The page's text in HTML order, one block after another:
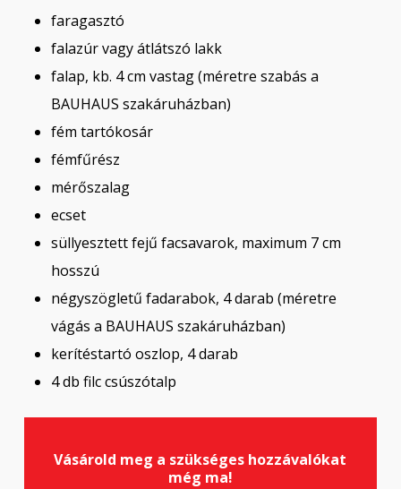
faragasztó
falazúr vagy átlátszó lakk
falap, kb. 4 cm vastag (méretre szabás a
BAUHAUS szakáruházban)
fém tartókosár
fémfűrész
mérőszalag
ecset
süllyesztett fejű facsavarok, maximum 7 cm
hosszú
négyszögletű fadarabok, 4 darab (méretre
vágás a BAUHAUS szakáruházban)
kerítéstartó oszlop, 4 darab
4 db filc csúszótalp
Vásárold meg a szükséges hozzávalókat
még ma!